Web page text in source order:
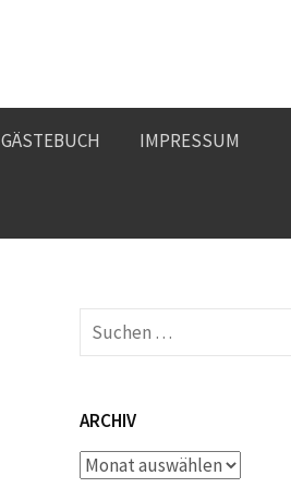
GÄSTEBUCH IMPRESSUM
Suchen
nach:
ARCHIV
Archiv